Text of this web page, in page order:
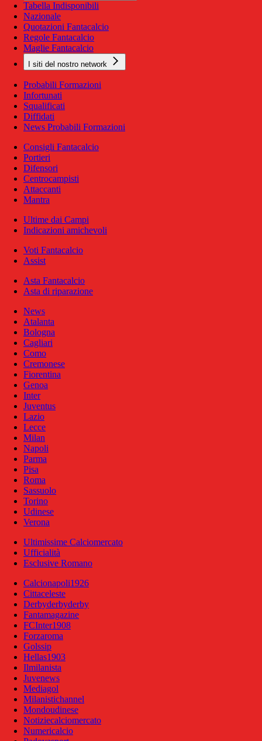
Tabella Indisponibili
Nazionale
Quotazioni Fantacalcio
Regole Fantacalcio
Maglie Fantacalcio
I siti del nostro network
Probabili Formazioni
Infortunati
Squalificati
Diffidati
News Probabili Formazioni
Consigli Fantacalcio
Portieri
Difensori
Centrocampisti
Attaccanti
Mantra
Ultime dai Campi
Indicazioni amichevoli
Voti Fantacalcio
Assist
Asta Fantacalcio
Asta di riparazione
News
Atalanta
Bologna
Cagliari
Como
Cremonese
Fiorentina
Genoa
Inter
Juventus
Lazio
Lecce
Milan
Napoli
Parma
Pisa
Roma
Sassuolo
Torino
Udinese
Verona
Ultimissime Calciomercato
Ufficialità
Esclusive Romano
Calcionapoli1926
Cittaceleste
Derbyderbyderby
Fantamagazine
FCInter1908
Forzaroma
Golssip
Hellas1903
Ilmilanista
Juvenews
Mediagol
Milanistichannel
Mondoudinese
Notiziecalciomercato
Numericalcio